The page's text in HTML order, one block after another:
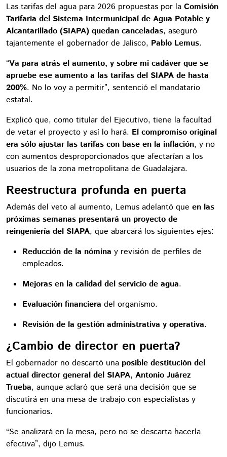
Las tarifas del agua para 2026 propuestas por la Comisión
Tarifaria del Sistema Intermunicipal de Agua Potable y
Alcantarillado (SIAPA) quedan canceladas, aseguró
tajantemente el gobernador de Jalisco, Pablo Lemus.
“Va para atrás el aumento, y sobre mi cadáver que se
apruebe ese aumento a las tarifas del SIAPA de hasta
200%. No lo voy a permitir”, sentenció el mandatario
estatal.
Explicó que, como titular del Ejecutivo, tiene la facultad
de vetar el proyecto y así lo hará. El compromiso original
era sólo ajustar las tarifas con base en la inflación, y no
con aumentos desproporcionados que afectarían a los
usuarios de la zona metropolitana de Guadalajara.
Reestructura profunda en puerta
Además del veto al aumento, Lemus adelantó que en las
próximas semanas presentará un proyecto de
reingeniería del SIAPA, que abarcará los siguientes ejes:
Reducción de la nómina y revisión de perfiles de
empleados.
Mejoras en la calidad del servicio de agua.
Evaluación financiera del organismo.
Revisión de la gestión administrativa y operativa.
¿Cambio de director en puerta?
El gobernador no descartó una posible destitución del
actual director general del SIAPA, Antonio Juárez
Trueba, aunque aclaró que será una decisión que se
discutirá en una mesa de trabajo con especialistas y
funcionarios.
“Se analizará en la mesa, pero no se descarta hacerla
efectiva”, dijo Lemus.